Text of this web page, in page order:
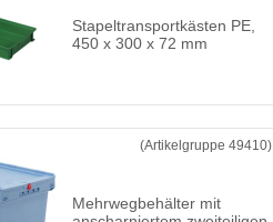
Stapeltransportkästen PE,
450 x 300 x 72 mm
(Artikelgruppe 49410)
Mehrwegbehälter mit